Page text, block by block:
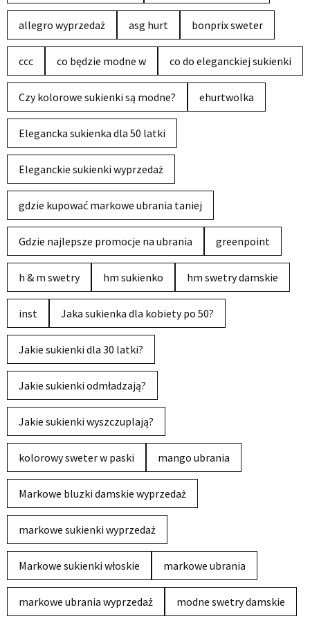
allegro wyprzedaż asg hurt bonprix sweter
ccc co będzie modne w co do eleganckiej sukienki
Czy kolorowe sukienki są modne? ehurtwolka
Elegancka sukienka dla 50 latki
Eleganckie sukienki wyprzedaż
gdzie kupować markowe ubrania taniej
Gdzie najlepsze promocje na ubrania greenpoint
h & m swetry hm sukienko hm swetry damskie
inst Jaka sukienka dla kobiety po 50?
Jakie sukienki dla 30 latki?
Jakie sukienki odmładzają?
Jakie sukienki wyszczuplają?
kolorowy sweter w paski mango ubrania
Markowe bluzki damskie wyprzedaż
markowe sukienki wyprzedaż
Markowe sukienki włoskie markowe ubrania
markowe ubrania wyprzedaż modne swetry damskie